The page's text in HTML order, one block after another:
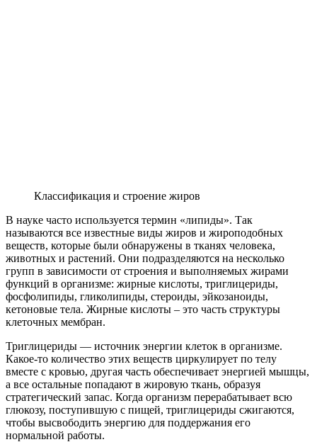
Классификация и строение жиров
В науке часто используется термин «липиды». Так
называются все известные виды жиров и жироподобных
веществ, которые были обнаружены в тканях человека,
животных и растений. Они подразделяются на несколько
групп в зависимости от строения и выполняемых жирами
функций в организме: жирные кислоты, триглицериды,
фосфолипиды, гликолипиды, стероиды, эйкозаноиды,
кетоновые тела. Жирные кислоты – это часть структуры
клеточных мембран.
Триглицериды — источник энергии клеток в организме.
Какое-то количество этих веществ циркулирует по телу
вместе с кровью, другая часть обеспечивает энергией мышцы,
а все остальные попадают в жировую ткань, образуя
стратегический запас. Когда организм перерабатывает всю
глюкозу, поступившую с пищей, триглицериды сжигаются,
чтобы высвободить энергию для поддержания его
нормальной работы.